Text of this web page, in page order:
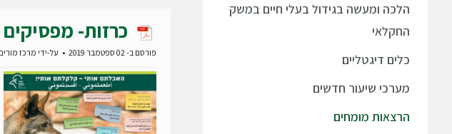
כרזות-
פורסם ב- 02 ספטמבר 2019 על-ידי מרכז מורים
הלכה ומעשה בגידול בעלי חיים במשק
החקלאי
כלים דיגטליים
מערכי שיעור חדשים
הרצאות מומחים